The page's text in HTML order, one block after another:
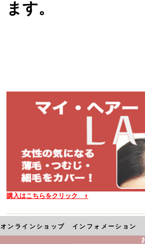
ます。
購入はこちらをクリック ↑
オンラインショップ インフォメーション